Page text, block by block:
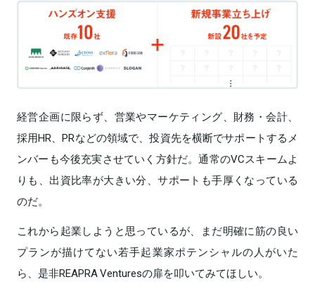
経営企画に限らず、営業やマーケティング、財務・会計、
採用HR、PRなどの領域で、投資先を横断でサポートするメ
ンバーも今後充実させていく方針だ。通常のVCスキームよ
りも、出資比率が大きい分、サポートも手厚くなっている
のだ。
これから起業しようと思っているが、まだ明確に筋の良い
プランが描けてない若手起業家ポテンシャルの人がいた
ら、是非REAPRA Venturesの扉を叩いてみてほしい。